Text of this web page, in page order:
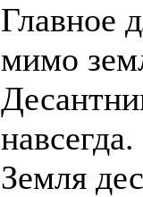
Главное
мимо
навсегда.
Земля